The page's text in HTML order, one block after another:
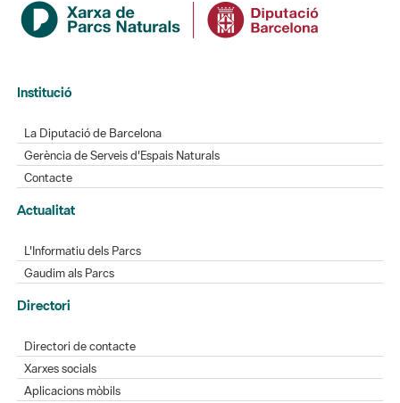
Institució
La Diputació de Barcelona
Gerència de Serveis d'Espais Naturals
Contacte
Actualitat
L'Informatiu dels Parcs
Gaudim als Parcs
Directori
Directori de contacte
Xarxes socials
Aplicacions mòbils